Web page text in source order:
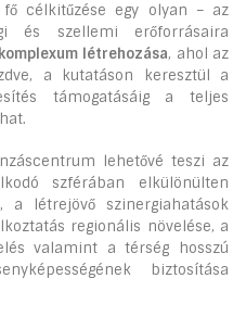
célkitűzése egy olyan – az
és szellemi erőforrásaira
létrehozása, ahol az
a kutatáson keresztül a
támogatásáig a teljes
lehetővé teszi az
szférában elkülönülten
a létrejövő szinergiahatások
regionális növelése, a
valamint a térség hosszú
biztosítása